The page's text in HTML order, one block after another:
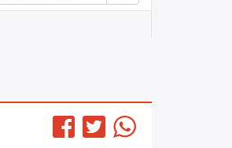
Facebook
TwitterWhatsApp